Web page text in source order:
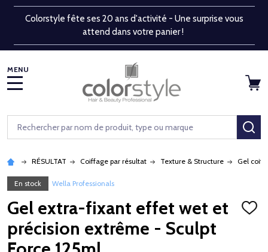
Colorstyle fête ses 20 ans d'activité - Une surprise vous
attend dans votre panier !
Rechercher
RÉSULTAT Coiffage par résultat Texture & Structure Gel
En stock Wella Professionals
Gel extra-fixant effet wet et
précision extrême - Sculpt